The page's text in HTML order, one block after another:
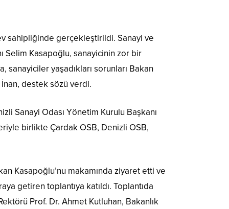
sahipliğinde gerçekleştirildi. Sanayi ve
Selim Kasapoğlu, sanayicinin zor bir
yaşadıkları sorunları Bakan
İnan, destek sözü verdi.
Sanayi Odası Yönetim Kurulu Başkanı
birlikte Çardak OSB, Denizli OSB,
Kasapoğlu’nu makamında ziyaret etti ve
getiren toplantıya katıldı. Toplantıda
Prof. Dr. Ahmet Kutluhan, Bakanlık